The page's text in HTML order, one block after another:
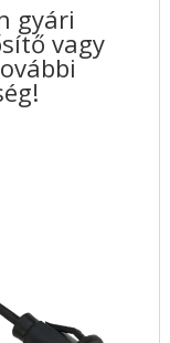
gyári
vagy